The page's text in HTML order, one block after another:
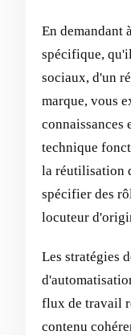
En demandant
spécifique,
sociaux, d'un
marque, vous
connaissances
technique
la réutilisation
spécifier des
locuteur
Les stratégies
flux de travail
contenu